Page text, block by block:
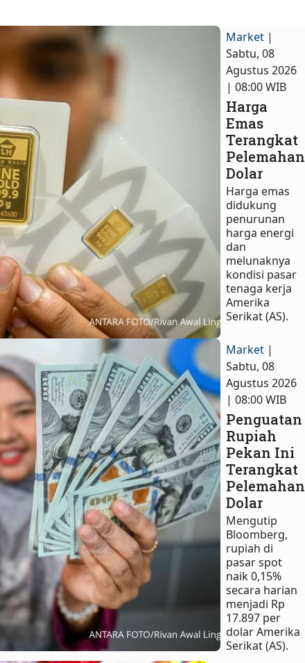
Market |
Sabtu, 08
Agustus 2026
| 08:00 WIB
Harga
Emas
Terangkat
Pelemahan
Dolar
Harga emas
didukung
penurunan
harga energi
dan
melunaknya
kondisi pasar
tenaga kerja
Amerika
Serikat (AS).
Market |
Sabtu, 08
Agustus 2026
| 08:00 WIB
Penguatan
Rupiah
Pekan Ini
Terangkat
Pelemahan
Dolar
Mengutip
Bloomberg,
rupiah di
pasar spot
naik 0,15%
secara harian
menjadi Rp
17.897 per
dolar Amerika
Serikat (AS).